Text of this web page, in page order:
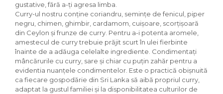
gustative, fără a-ți agresa limba.
Curry-ul nostru conține coriandru, semințe de fenicul, piper
negru, chimen, ghimbir, cardamom, cuișoare, scorțișoară
din Ceylon și frunze de curry. Pentru a-i potenta aromele,
amestecul de curry trebuie prăjit scurt în ulei fierbinte
înainte de a adăuga celelalte ingrediente. Condimentați
mâncărurile cu curry, sare și chiar cu puțin zahăr pentru a
evidentia nuanțele condimentelor. Este o practică obișnuită
ca fiecare gospodărie din Sri Lanka să aibă propriul curry,
adaptat la gustul familiei și la disponibilitatea culturilor de